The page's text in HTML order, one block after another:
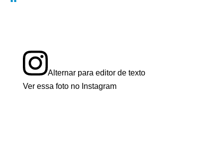
Alternar para editor de texto
Ver essa foto no Instagram